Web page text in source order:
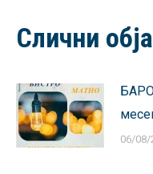
Слични
06/08/